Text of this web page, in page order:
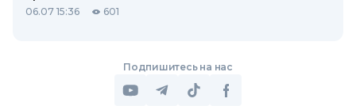
06.07 15:36 601
Подпишитесь на нас